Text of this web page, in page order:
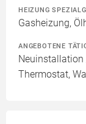
HEIZUNG
Gasheizung,
ANGEBOTENE
Neuinstallation
Thermostat,